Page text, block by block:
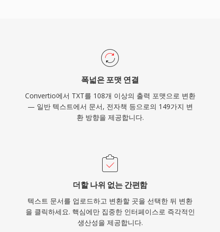
폭넓은 포맷 연결
Convertio에서 TXT를 108개 이상의 출력 포맷으로 변환
— 일반 텍스트에서 문서, 전자책 등으로의 149가지 변
환 방향을 제공합니다.
더할 나위 없는 간편함
텍스트 문서를 업로드하고 변환할 곳을 선택한 뒤 변환
을 클릭하세요. 핵심에만 집중한 인터페이스로 즉각적인
생산성을 제공합니다.